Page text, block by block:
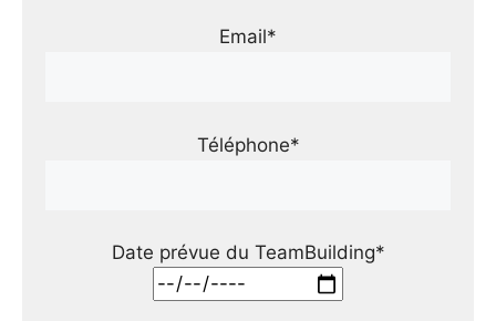
Email*
Téléphone*
Date prévue du TeamBuilding*